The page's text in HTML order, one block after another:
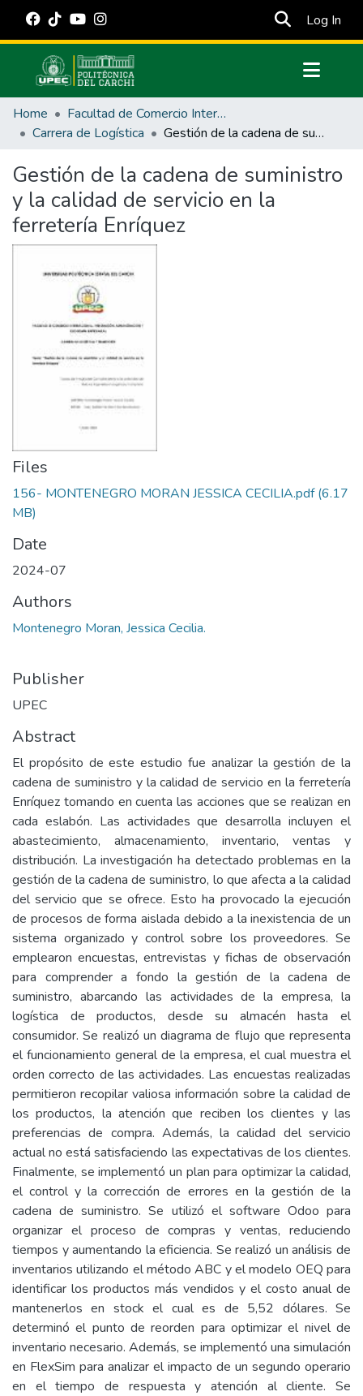
Log In
Communities & Collections
All of DSpace
Estadísticas Externas
Manuales
Home
Facultad de Comercio Internacional, Integración, Administración y Economía Empresarial
Carrera de Logística
Gestión de la cadena de suministro y la calidad de servicio en la ferretería Enríquez
Gestión de la cadena de suministro
y la calidad de servicio en la
ferretería Enríquez
Files
156- MONTENEGRO MORAN JESSICA CECILIA.pdf(6.17
MB)
Date
2024-07
Authors
Montenegro Moran, Jessica Cecilia.
Publisher
UPEC
Abstract
El propósito de este estudio fue analizar la gestión de la
cadena de suministro y la calidad de servicio en la ferretería
Enríquez tomando en cuenta las acciones que se realizan en
cada eslabón. Las actividades que desarrolla incluyen el
abastecimiento, almacenamiento, inventario, ventas y
distribución. La investigación ha detectado problemas en la
gestión de la cadena de suministro, lo que afecta a la calidad
del servicio que se ofrece. Esto ha provocado la ejecución
de procesos de forma aislada debido a la inexistencia de un
sistema organizado y control sobre los proveedores. Se
emplearon encuestas, entrevistas y fichas de observación
para comprender a fondo la gestión de la cadena de
suministro, abarcando las actividades de la empresa, la
logística de productos, desde su almacén hasta el
consumidor. Se realizó un diagrama de flujo que representa
el funcionamiento general de la empresa, el cual muestra el
orden correcto de las actividades. Las encuestas realizadas
permitieron recopilar valiosa información sobre la calidad de
los productos, la atención que reciben los clientes y las
preferencias de compra. Además, la calidad del servicio
actual no está satisfaciendo las expectativas de los clientes.
Finalmente, se implementó un plan para optimizar la calidad,
el control y la corrección de errores en la gestión de la
cadena de suministro. Se utilizó el software Odoo para
organizar el proceso de compras y ventas, reduciendo
tiempos y aumentando la eficiencia. Se realizó un análisis de
inventarios utilizando el método ABC y el modelo OEQ para
identificar los productos más vendidos y el costo anual de
mantenerlos en stock el cual es de 5,52 dólares. Se
determinó el punto de reorden para optimizar el nivel de
inventario necesario. Además, se implementó una simulación
en FlexSim para analizar el impacto de un segundo operario
en el tiempo de respuesta y atención al cliente. Se